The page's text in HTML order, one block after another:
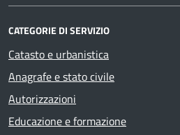
CATEGORIE DI SERVIZIO
Catasto e urbanistica
Anagrafe e stato civile
Autorizzazioni
Educazione e formazione